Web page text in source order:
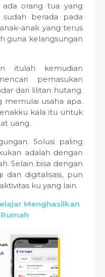
orang tua yang
berada pada
anak yang terus
guna kelangsungan
itulah kemudian
pemasukan
dari lilitan hutang.
usaha apa.
kala itu untuk
uang.
Solusi paling
adalah dengan
Selain bisa dengan
dan digitalisasi, pun
ku yang lain.
Menghasilkan